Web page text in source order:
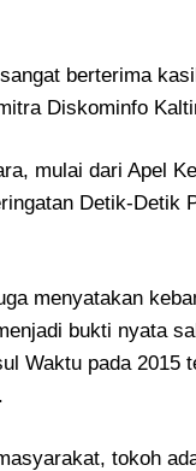
berterima
Diskominfo
mulai dari Apel
Detik-Detik
menyatakan
bukti nyata
Waktu pada 2015
tokoh